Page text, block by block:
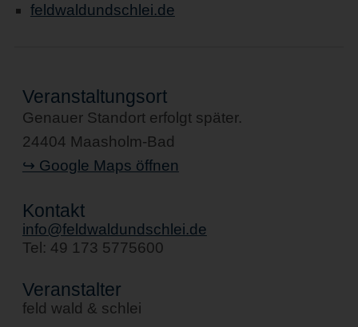
feldwaldundschlei.de
Veranstaltungsort
Genauer Standort erfolgt später.
24404 Maasholm-Bad
↪ Google Maps öffnen
Kontakt
info@feldwaldundschlei.de
Tel: 49 173 5775600
Veranstalter
feld wald & schlei